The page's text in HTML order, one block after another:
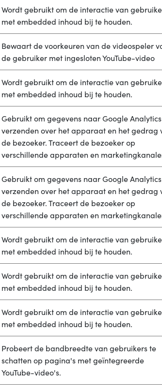
Wordt gebruikt om de interactie van
met embedded inhoud bij te houden.
Bewaart de voorkeuren van de videospeler
de gebruiker met ingesloten YouTube-video
Wordt gebruikt om de interactie van
met embedded inhoud bij te houden.
Gebruikt om gegevens naar Google
verzenden over het apparaat en het gedrag
de bezoeker. Traceert de bezoeker op
verschillende apparaten en
Gebruikt om gegevens naar Google
verzenden over het apparaat en het gedrag
de bezoeker. Traceert de bezoeker op
verschillende apparaten en
Wordt gebruikt om de interactie van
met embedded inhoud bij te houden.
Wordt gebruikt om de interactie van
met embedded inhoud bij te houden.
Wordt gebruikt om de interactie van
met embedded inhoud bij te houden.
Probeert de bandbreedte van gebruikers te
schatten op pagina's met geïntegreerde
YouTube-video's.